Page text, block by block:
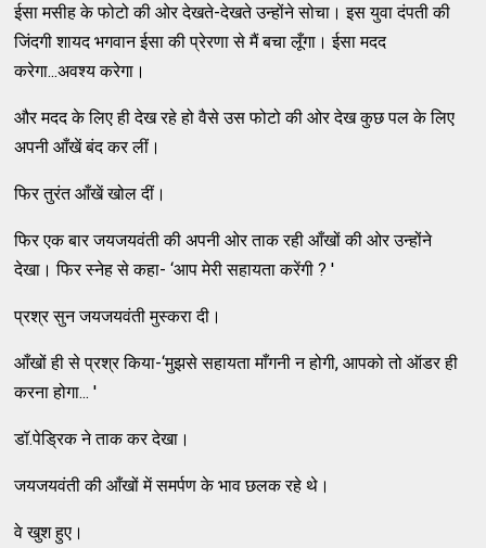
ईसा मसीह के फोटो की ओर देखते-देखते उन्होंने सोचा। इस युवा दंपती की
जिंदगी शायद भगवान ईसा की प्रेरणा से मैं बचा लूँगा। ईसा मदद
करेगा...अवश्य करेगा।
और मदद के लिए ही देख रहे हो वैसे उस फोटो की ओर देख कुछ पल के लिए
अपनी आँखें बंद कर लीं।
फिर तुरंत आँखें खोल दीं।
फिर एक बार जयजयवंती की अपनी ओर ताक रही आँखों की ओर उन्होंने
देखा। फिर स्नेह से कहा- ‘आप मेरी सहायता करेंगी ? '
प्रश्र सुन जयजयवंती मुस्करा दी।
आँखों ही से प्रश्र किया-‘मुझसे सहायता माँगनी न होगी, आपको तो ऑडर ही
करना होगा... '
डॉ.पेड्रिक ने ताक कर देखा।
जयजयवंती की आँखों में समर्पण के भाव छलक रहे थे।
वे खुश हुए।